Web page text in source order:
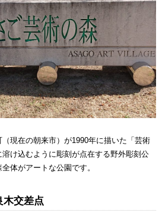
現在の朝来市）が1990年に描いた「芸術
け込むように彫刻が点在する野外彫刻公
体がアートな公園です。
木交差点